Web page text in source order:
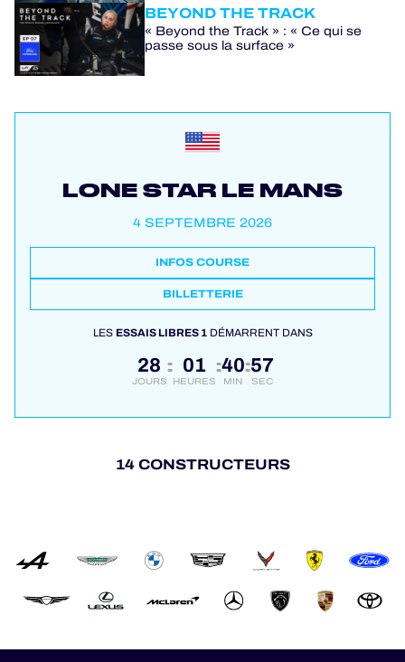
BEYOND THE TRACK
« Beyond the Track » : « Ce qui se
passe sous la surface »
LONE STAR LE MANS
4 SEPTEMBRE 2026
INFOS COURSE
BILLETTERIE
LESESSAIS LIBRES 1DÉMARRENT DANS
28
JOURS
: 01
HEURES
:40
MIN
:57
SEC
14 CONSTRUCTEURS